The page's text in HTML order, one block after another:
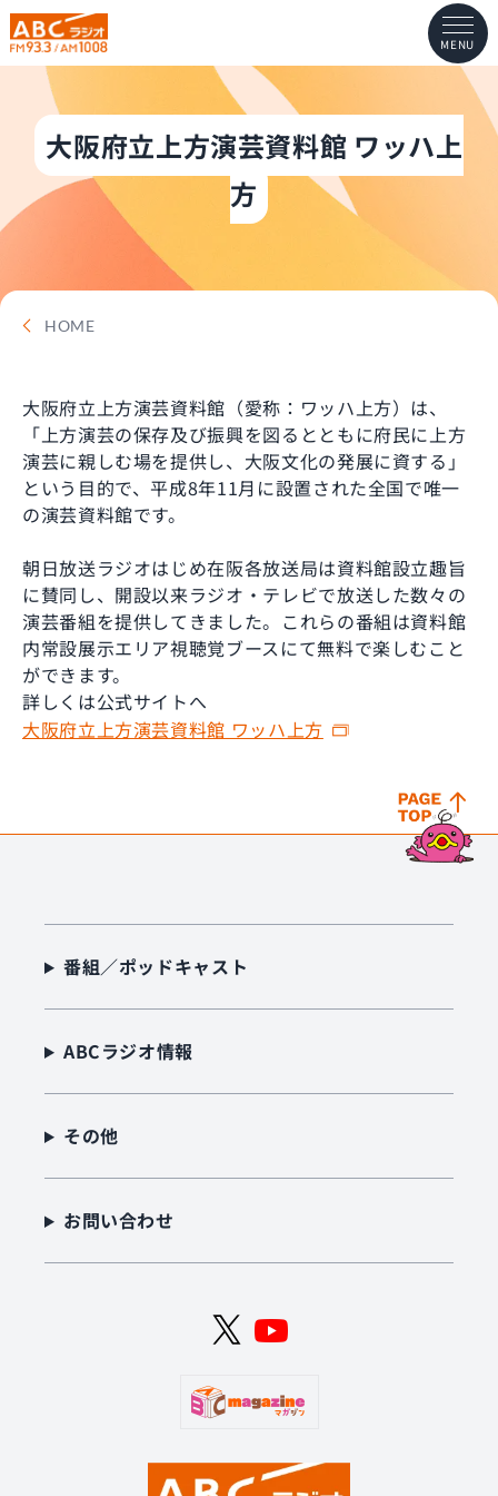
MENU
大阪府立上方演芸資料館 ワッハ上
方
HOME
大阪府立上方演芸資料館（愛称：ワッハ上方）は、
「上方演芸の保存及び振興を図るとともに府民に上方
演芸に親しむ場を提供し、大阪文化の発展に資する」
という目的で、平成8年11月に設置された全国で唯一
の演芸資料館です。
朝日放送ラジオはじめ在阪各放送局は資料館設立趣旨
に賛同し、開設以来ラジオ・テレビで放送した数々の
演芸番組を提供してきました。これらの番組は資料館
内常設展示エリア視聴覚ブースにて無料で楽しむこと
ができます。
詳しくは公式サイトへ
大阪府立上方演芸資料館 ワッハ上方
番組／ポッドキャスト
ABCラジオ情報
その他
お問い合わせ